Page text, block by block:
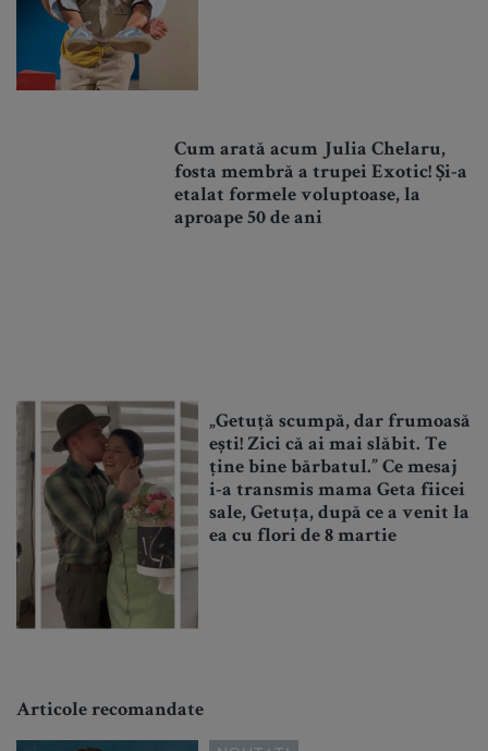
Cum arată acum Julia Chelaru,
fosta membră a trupei Exotic! Și-a
etalat formele voluptoase, la
aproape 50 de ani
„Getuță scumpă, dar frumoasă
ești! Zici că ai mai slăbit. Te
ține bine bărbatul.” Ce mesaj
i-a transmis mama Geta fiicei
sale, Getuța, după ce a venit la
ea cu flori de 8 martie
Articole recomandate